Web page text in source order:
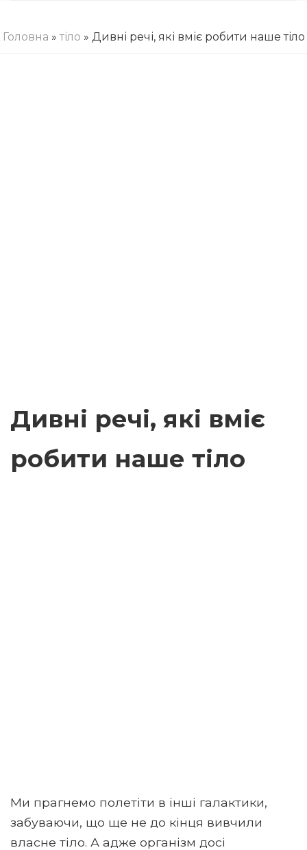
Головна »тіло » Дивні речі, які вміє робити наше тіло
Дивні речі, які вміє
робити наше тіло
Ми прагнемо полетіти в інші галактики,
забуваючи, що ще не до кінця вивчили
власне тіло. А адже організм досі